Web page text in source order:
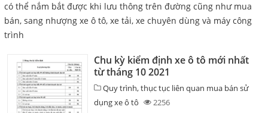
có thể nắm bắt được khi lưu thông trên đường cũng như mua
bán, sang nhượng xe ô tô, xe tải, xe chuyên dùng và máy công
trình
Chu kỳ kiểm định xe ô tô mới nhất
từ tháng 10 2021
Quy trình, thục tục liên quan mua bán sử
dụng xe ô tô
2256